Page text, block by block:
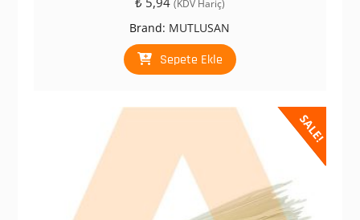
(KDV Hariç)
Brand: MUTLUSAN
Sepete Ekle
SALE!